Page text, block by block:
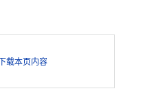
下载本页内容